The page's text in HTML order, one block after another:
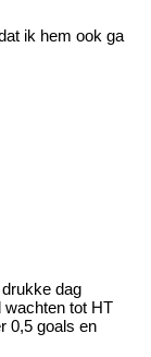
ik hem ook ga
dag
wachten tot HT
0,5 goals en